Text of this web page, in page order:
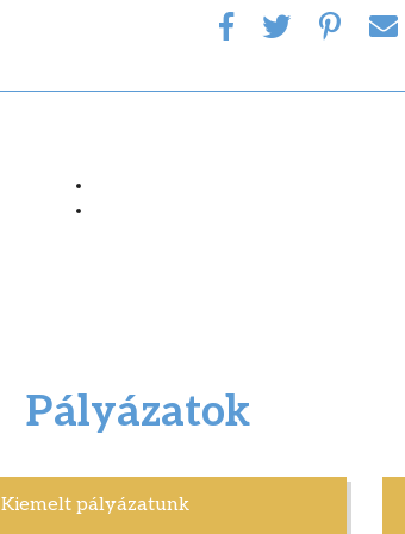
Pályázatok
Kiemelt pályázatunk